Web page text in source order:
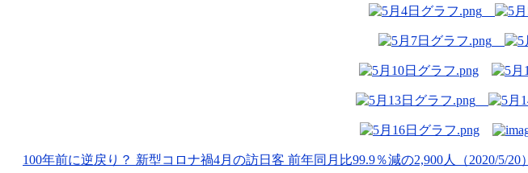
100年前に逆戻り？ 新型コロナ禍4月の訪日客 前年同月比99.9％減の2,900人（2020/5/20）